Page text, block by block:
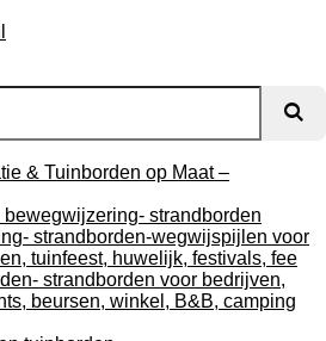
& Tuinborden op Maat –
bewegwijzering- strandborden
strandborden-wegwijspijlen voor
tuinfeest, huwelijk, festivals, fee
strandborden voor bedrijven,
beursen, winkel, B&B, camping